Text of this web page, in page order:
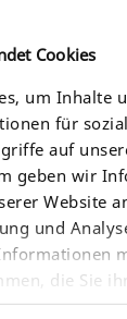
Cookies
um Inhalte
für
auf
geben wir
Website
und
die Sie
Ihrer
Liste von